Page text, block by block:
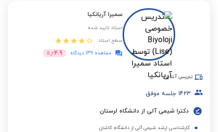
سمیرا آریانکیا
استاد تایید شده
سطح استاد:
مشاهده 139 دیدگاه
4.9 از 5
تدریس آنلاین
1423 جلسه موفق
دکترا شیمی آلی از دانشگاه لرستان
کارشناسی ارشد شیمی آلی از دانشگاه کاشان